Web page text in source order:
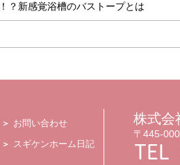
？新感覚浴槽のバストープとは
お問い合わせ
スギケンホーム日記
株式会
〒445-